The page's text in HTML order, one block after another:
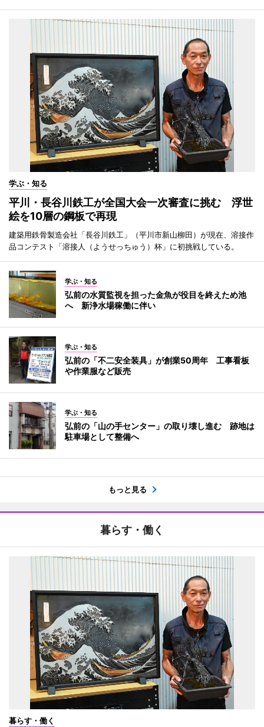
学ぶ・知る
平川・長谷川鉄工が全国大会一次審査に挑む 浮世
絵を10層の鋼板で再現
建築用鉄骨製造会社「長谷川鉄工」（平川市新山柳田）が現在、溶接作
品コンテスト「溶接人（ようせっちゅう）杯」に初挑戦している。
学ぶ・知る
弘前の水質監視を担った金魚が役目を終えため池
へ 新浄水場稼働に伴い
学ぶ・知る
弘前の「不二安全装具」が創業50周年 工事看板
や作業服など販売
学ぶ・知る
弘前の「山の手センター」の取り壊し進む 跡地は
駐車場として整備へ
もっと見る
暮らす・働く
暮らす・働く